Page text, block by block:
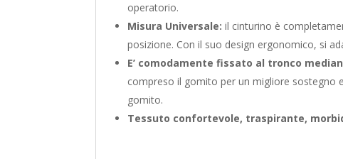
operatorio.
Misura Universale: il cinturino è
posizione. Con il suo design ergonomico, si
E’ comodamente fissato al tronco
compreso il gomito per un migliore sostegno
gomito.
Tessuto confortevole, traspirante,